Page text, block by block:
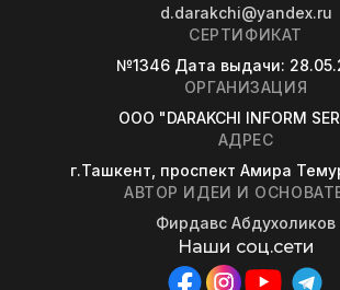
d.darakchi@yandex.ru
СЕРТИФИКАТ
№1346 Дата выдачи:
ОРГАНИЗАЦИЯ
OOO "DARAKCHI INFORM
АДРЕС
г.Ташкент, проспект Амира
АВТОР ИДЕИ И
Фирдавс Абдухоликов
Наши соц.сети